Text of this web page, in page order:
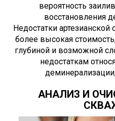
вероятность
восстановления
Недостатки
более высокая
глубиной и возможной
недостаткам
АНАЛИЗ И